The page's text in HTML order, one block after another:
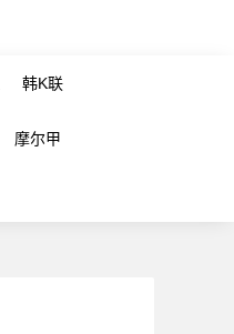
韩K联
摩尔甲